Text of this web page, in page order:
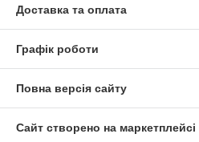
Доставка та оплата
Графік роботи
Повна версія сайту
Сайт створено на маркетплейсі